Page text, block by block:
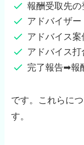
報酬受取先の
アドバイザ
アドバイス
アドバイス
完了報告➡報
です。これらに
す。